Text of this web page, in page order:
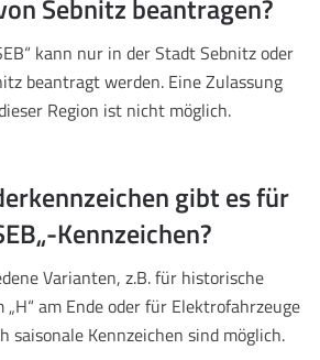
Sebnitz beantragen?
kann nur in der Stadt Sebnitz oder
beantragt werden. Eine Zulassung
Region ist nicht möglich.
gibt es für
Kennzeichen?
Varianten, z.B. für historische
am Ende oder für Elektrofahrzeuge
saisonale Kennzeichen sind möglich.